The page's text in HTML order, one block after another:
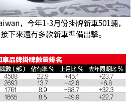
，今年1-3月份掛牌新車501輛，
下來還有多款新車準備出擊。